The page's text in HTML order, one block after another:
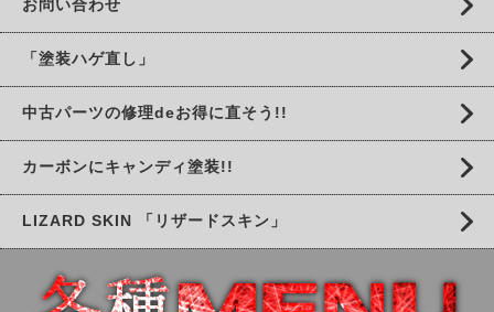
お問い合わせ
「塗装ハゲ直し」
中古パーツの修理deお得に直そう!!
カーボンにキャンディ塗装!!
LIZARD SKIN 「リザードスキン」